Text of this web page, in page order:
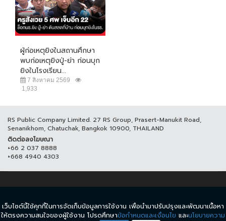
ผู้ก่อเหตุยิงในสถานศึกษา
พบก่อเหตุยิงปู่-ย่า ก่อนบุก
ยิงในโรงเรียน...
7 สิงหาคม 2569
1,933
RS Public Company Limited. 27 RS Group, Prasert-Manukit Road,
Senanikhom, Chatuchak, Bangkok 10900, THAILAND
ติดต่อลงโฆษณา
+66 2 037 8888
+668 4940 4303
© COPYRIGHT 2017 THAICH8.COM, ALL RIGHT RESERVED.
ข้อกำหนดและเงื่อนไข นโยบายความเป็นส่วนตัว
เว็บไซต์นี้ใช้คุกกี้ในการจัดเก็บข้อมูลการใช้งาน เพื่อนำมาปรับปรุงและพัฒนาเนื้อหา
ให้ตรงความสนใจของผู้ใช้งาน โปรดศึกษาข้อกำหนดและเงื่อนไข และนโยบายความ